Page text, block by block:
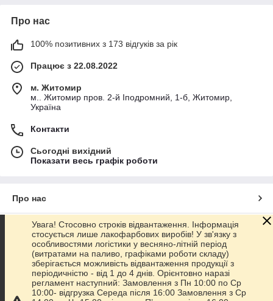
Про нас
100% позитивних з 173 відгуків за рік
Працює з 22.08.2022
м. Житомир
м.. Житомир пров. 2-й Іподромний, 1-б, Житомир,
Україна
Контакти
Сьогодні вихідний
Показати весь графік роботи
Про нас
Контакти
Доставка та оплата
Графік роботи
Увага! Стосовно строків відвантаження. Інформація
стосується лише лакофарбових виробів! У зв'язку з
особливостями логістики у весняно-літній період
(витратами на паливо, графіками роботи складу)
зберігається можливість відвантаження продукції з
періодичністю - від 1 до 4 днів. Орієнтовно наразі
регламент наступний: Замовлення з Пн 10:00 по Ср
10:00- відгрузка Середа після 16:00 Замовлення з Ср